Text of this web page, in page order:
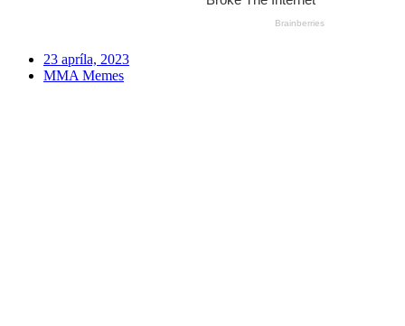
23 apríla, 2023
MMA Memes